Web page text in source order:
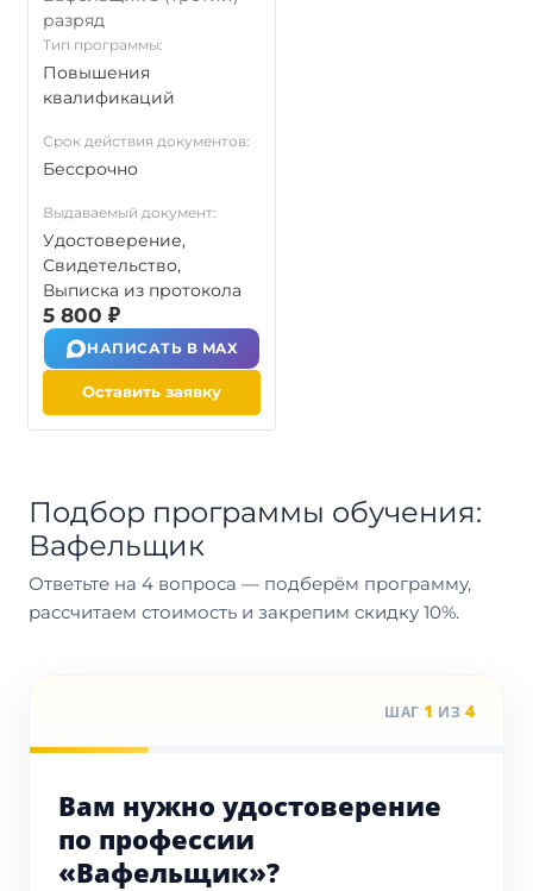
разряд
Тип программы:
Повышения
квалификаций
Срок действия документов:
Бессрочно
Выдаваемый документ:
Удостоверение,
Свидетельство,
Выписка из протокола
5 800 ₽
НАПИСАТЬ В MAX
Оставить заявку
Подбор программы обучения:
Вафельщик
Ответьте на 4 вопроса — подберём программу,
рассчитаем стоимость и закрепим скидку 10%.
ШАГ 1 ИЗ 4
Вам нужно удостоверение
по профессии
«Вафельщик»?